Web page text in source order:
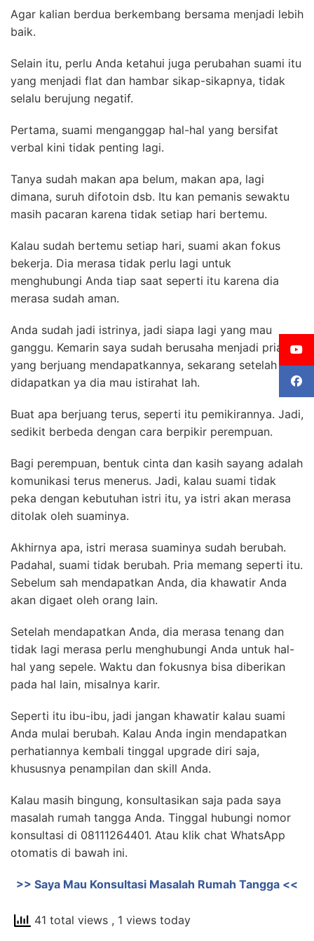
Agar kalian berdua berkembang bersama menjadi lebih
baik.
Selain itu, perlu Anda ketahui juga perubahan suami itu
yang menjadi flat dan hambar sikap-sikapnya, tidak
selalu berujung negatif.
Pertama, suami menganggap hal-hal yang bersifat
verbal kini tidak penting lagi.
Tanya sudah makan apa belum, makan apa, lagi
dimana, suruh difotoin dsb. Itu kan pemanis sewaktu
masih pacaran karena tidak setiap hari bertemu.
Kalau sudah bertemu setiap hari, suami akan fokus
bekerja. Dia merasa tidak perlu lagi untuk
menghubungi Anda tiap saat seperti itu karena dia
merasa sudah aman.
Anda sudah jadi istrinya, jadi siapa lagi yang mau
ganggu. Kemarin saya sudah berusaha menjadi pria
yang berjuang mendapatkannya, sekarang setelah
didapatkan ya dia mau istirahat lah.
Buat apa berjuang terus, seperti itu pemikirannya. Jadi,
sedikit berbeda dengan cara berpikir perempuan.
Bagi perempuan, bentuk cinta dan kasih sayang adalah
komunikasi terus menerus. Jadi, kalau suami tidak
peka dengan kebutuhan istri itu, ya istri akan merasa
ditolak oleh suaminya.
Akhirnya apa, istri merasa suaminya sudah berubah.
Padahal, suami tidak berubah. Pria memang seperti itu.
Sebelum sah mendapatkan Anda, dia khawatir Anda
akan digaet oleh orang lain.
Setelah mendapatkan Anda, dia merasa tenang dan
tidak lagi merasa perlu menghubungi Anda untuk hal-
hal yang sepele. Waktu dan fokusnya bisa diberikan
pada hal lain, misalnya karir.
Seperti itu ibu-ibu, jadi jangan khawatir kalau suami
Anda mulai berubah. Kalau Anda ingin mendapatkan
perhatiannya kembali tinggal upgrade diri saja,
khususnya penampilan dan skill Anda.
Kalau masih bingung, konsultasikan saja pada saya
masalah rumah tangga Anda. Tinggal hubungi nomor
konsultasi di 08111264401. Atau klik chat WhatsApp
otomatis di bawah ini.
>> Saya Mau Konsultasi Masalah Rumah Tangga <<
41 total views , 1 views today